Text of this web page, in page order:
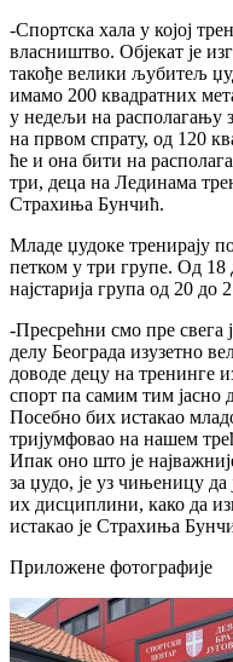
-Спортска хала у којој
власништво. Објекат је
такође велики љубитељ
имамо 200 квадратних
у недељи на располагању
на првом спрату, од 120
ће и она бити на
три, деца на Лединама
Страхиња Бунчић.
Младе џудоке тренирају
петком у три групе. Од 18
најстарија група од 20 до
-Пресрећни смо пре свега
делу Београда изузетно
доводе децу на тренинге
спорт па самим тим јасно
Посебно бих истакао
тријумфовао на нашем
Ипак оно што је
за џудо, је уз чињеницу да
их дисциплини, како да
истакао је Страхиња
Приложене фотографије